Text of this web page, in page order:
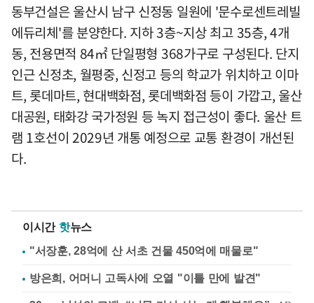
동부건설은 울산시 남구 신정동 일원에 '문수로센트레빌
에듀리체'를 분양한다. 지하 3층~지상 최고 35층, 4개
동, 전용면적 84㎡ 단일평형 368가구로 구성된다. 단지
인근 신정초, 월평중, 신정고 등의 학교가 위치하고 이마
트, 롯데마트, 현대백화점, 롯데백화점 등이 가깝고, 울산
대공원, 태화강 국가정원 등 녹지 접근성이 좋다. 울산 트
램 1호선이 2029년 개통 예정으로 교통 환경이 개선된
다.
이시간 핫뉴스
"서장훈, 28억에 산 서초 건물 450억에 매물로"
방은희, 어머니 고독사에 오열 "이틀 만에 발견"